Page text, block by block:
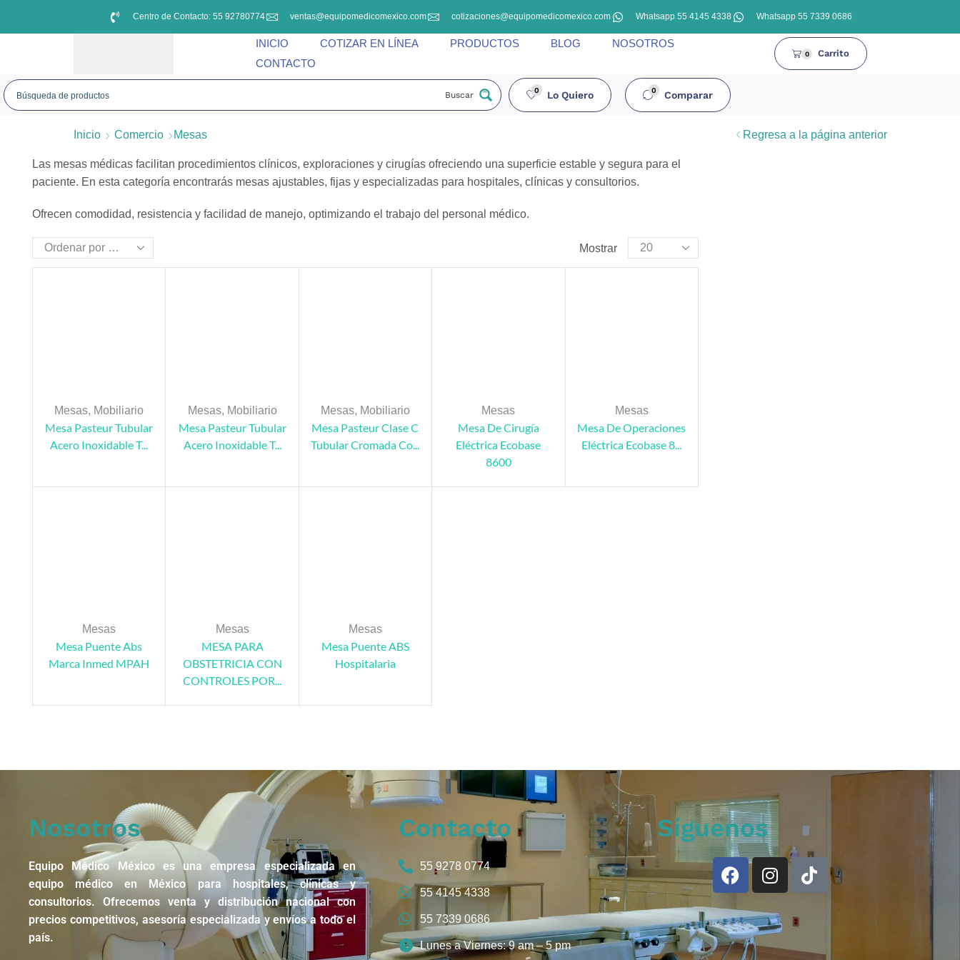
Centro de Contacto: 55 92780774 ventas@equipomedicomexico.com cotizaciones@equipomedicomexico.com Whatsapp 55 4145 4338 Whatsapp 55 7339 0686
INICIO COTIZAR EN LÍNEA PRODUCTOS BLOG
NOSOTROS
CONTACTO
0 Carrito
Buscar 0 Lo Quiero 0 Comparar
Inicio Comercio Mesas Regresa a la página anterior
Las mesas médicas facilitan procedimientos clínicos, exploraciones y cirugías ofreciendo una superficie estable y segura para el
paciente. En esta categoría encontrarás mesas ajustables, fijas y especializadas para hospitales, clínicas y consultorios.
Ofrecen comodidad, resistencia y facilidad de manejo, optimizando el trabajo del personal médico.
Mostrar
Mesas, Mobiliario
Mesa Pasteur Tubular
Acero Inoxidable T...
Mesas, Mobiliario
Mesa Pasteur Tubular
Acero Inoxidable T...
Mesas, Mobiliario
Mesa Pasteur Clase C
Tubular Cromada Co...
Mesas
Mesa De Cirugía
Eléctrica Ecobase
8600
Mesas
Mesa De Operaciones
Eléctrica Ecobase 8...
Mesas
Mesa Puente Abs
Marca Inmed MPAH
Mesas
MESA PARA
OBSTETRICIA CON
CONTROLES POR...
Mesas
Mesa Puente ABS
Hospitalaria
Nosotros
Equipo Médico México es una empresa especializada en
equipo médico en México para hospitales, clínicas y
consultorios. Ofrecemos venta y distribución nacional con
precios competitivos, asesoría especializada y envíos a todo el
país.
Contacto
55 9278 0774
55 4145 4338
55 7339 0686
Lunes a Viernes: 9 am – 5 pm
Síguenos